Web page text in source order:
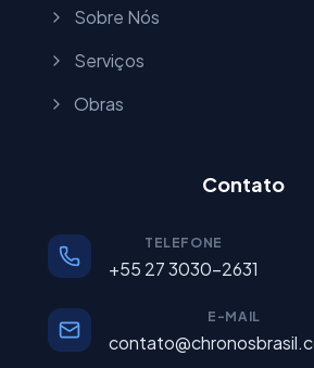
Sobre Nós
Serviços
Obras
Contato
TELEFONE
+55 27 3030-2631
E-MAIL